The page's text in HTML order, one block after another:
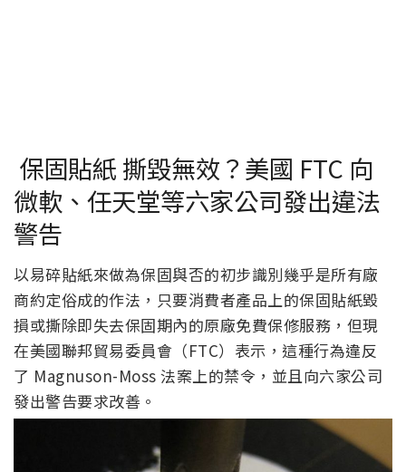
保固貼紙 撕毀無效？美國 FTC 向
微軟、任天堂等六家公司發出違法
警告
以易碎貼紙來做為保固與否的初步識別幾乎是所有廠
商約定俗成的作法，只要消費者產品上的保固貼紙毀
損或撕除即失去保固期內的原廠免費保修服務，但現
在美國聯邦貿易委員會（FTC）表示，這種行為違反
了 Magnuson-Moss 法案上的禁令，並且向六家公司
發出警告要求改善。